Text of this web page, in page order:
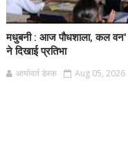
मधुबनी : आज पौधशाला, कल वन'
ने दिखाई प्रतिभा
आर्यावर्त डेस्क Aug 05, 2026